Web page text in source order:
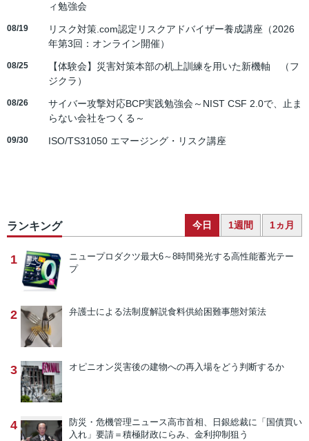
ィ勉強会
08/19
リスク対策.com認定リスクアドバイザー養成講座（2026
年第3回：オンライン開催）
08/25
【体験会】災害対策本部の机上訓練を用いた新機軸 （フ
ジクラ）
08/26
サイバー攻撃対応BCP実践勉強会～NIST CSF 2.0で、止ま
らない会社をつくる～
09/30 ISO/TS31050 エマージング・リスク講座
ランキング 今日 1週間 1ヵ月
1 ニュープロダクツ最大6～8時間発光する高性能蓄光テー
プ
2 弁護士による法制度解説食料供給困難事態対策法
3 オピニオン災害後の建物への再入場をどう判断するか
4 防災・危機管理ニュース高市首相、日銀総裁に「国債買い
入れ」要請＝積極財政にらみ、金利抑制狙う